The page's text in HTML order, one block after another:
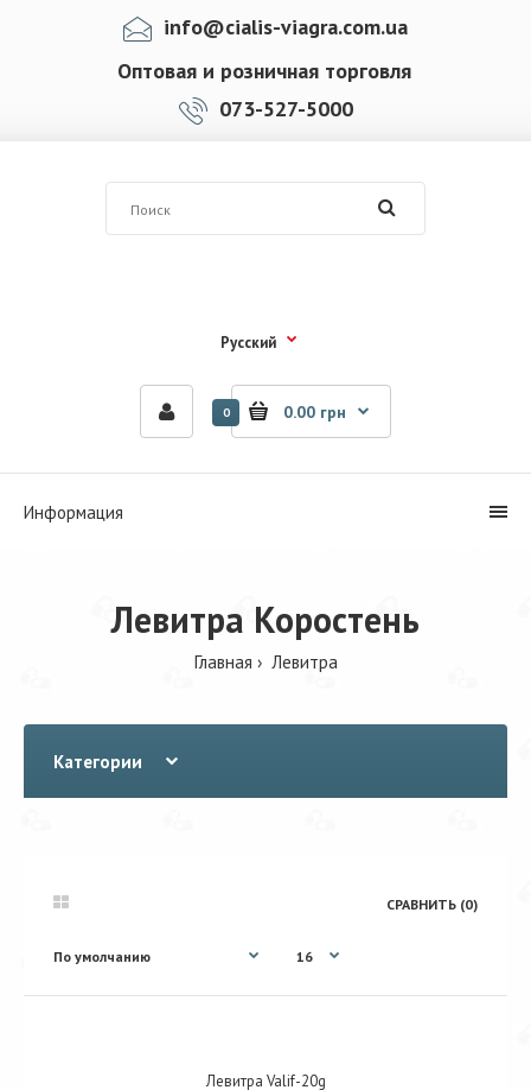
info@cialis-viagra.com.ua
Оптовая и розничная торговля
073-527-5000
Русский
0 0.00 грн
Информация
Левитра Коростень
Главная Левитра
Категории
СРАВНИТЬ (0)
Левитра Valif-20g